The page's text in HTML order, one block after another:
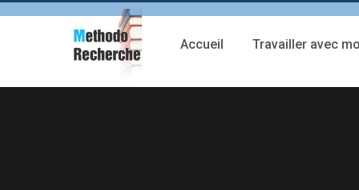
Accueil Travailler avec